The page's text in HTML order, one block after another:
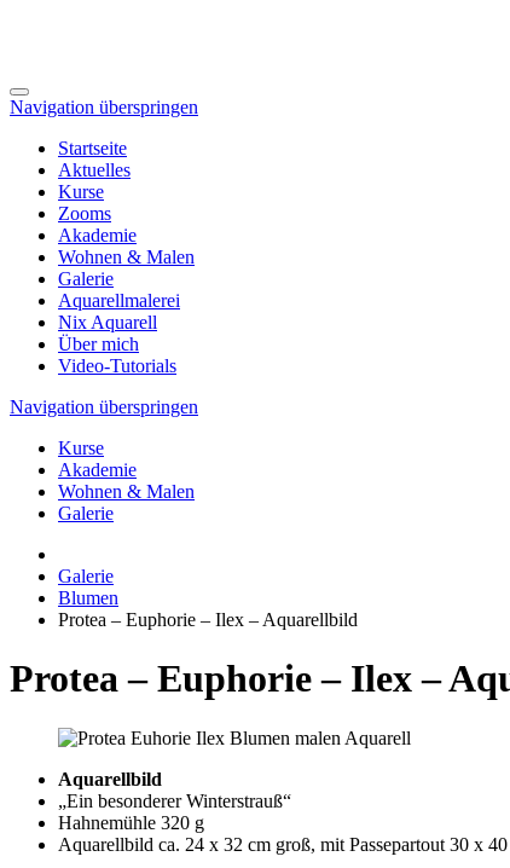
Navigation überspringen
Startseite
Aktuelles
Kurse
Zooms
Akademie
Wohnen & Malen
Galerie
Aquarellmalerei
Nix Aquarell
Über mich
Video-Tutorials
Navigation überspringen
Kurse
Akademie
Wohnen & Malen
Galerie
Galerie
Blumen
Protea – Euphorie – Ilex – Aquarellbild
Protea – Euphorie – Ilex –
Aquarellbild
„Ein besonderer Winterstrauß“
Hahnemühle 320 g
Aquarellbild ca. 24 x 32 cm groß, mit Passepartout 30 x